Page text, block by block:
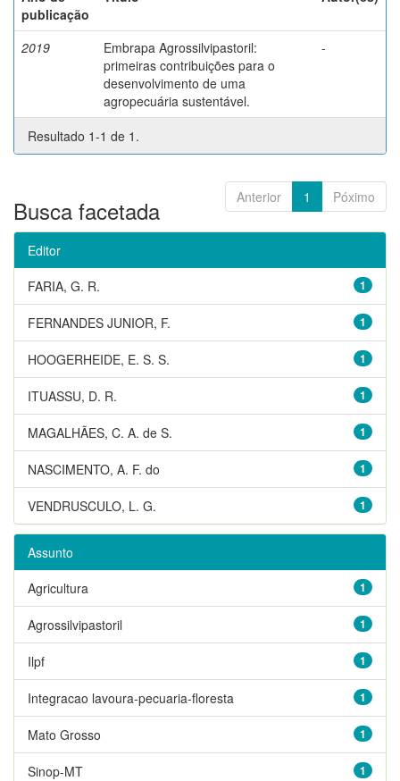
publicação
2019
Embrapa Agrossilvipastoril:
primeiras contribuições para o
desenvolvimento de uma
agropecuária sustentável.
-
Resultado 1-1 de 1.
Anterior 1 Póximo
Busca facetada
Editor
1
FARIA, G. R.
1
FERNANDES JUNIOR, F.
1
HOOGERHEIDE, E. S. S.
1
ITUASSU, D. R.
1
MAGALHÃES, C. A. de S.
1
NASCIMENTO, A. F. do
1
VENDRUSCULO, L. G.
Assunto
1
Agricultura
1
Agrossilvipastoril
1
Ilpf
1
Integracao lavoura-pecuaria-floresta
1
Mato Grosso
1
Sinop-MT